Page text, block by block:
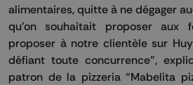
alimentaires, quitte à ne dégager
qu'on souhaitait proposer aux
proposer à notre clientèle sur
défiant toute concurrence",
patron de la pizzeria “Mabelita